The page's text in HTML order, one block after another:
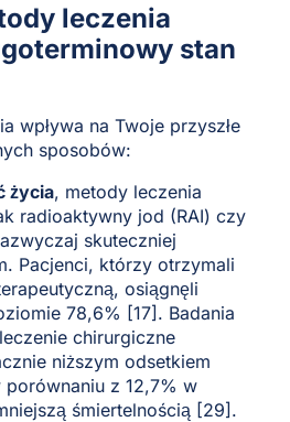
leczenia
stan
wpływa na Twoje przyszłe
sposobów:
życia, metody leczenia
radioaktywny jod (RAI) czy
skuteczniej
Pacjenci, którzy otrzymali
osiągnęli
78,6% [17]. Badania
chirurgiczne
niższym odsetkiem
z 12,7% w
śmiertelnością [29].